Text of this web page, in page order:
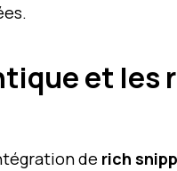
et les
de rich